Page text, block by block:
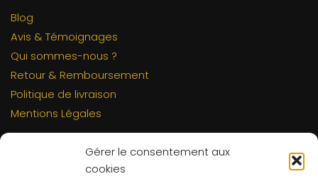
Gérer le consentement aux
cookies
Blog
Avis & Témoignages
Qui sommes-nous ?
Retour & Remboursement
Politique de livraison
Mentions Légales